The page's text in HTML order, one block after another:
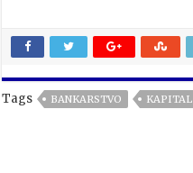
Tags BANKARSTVO KAPITAL